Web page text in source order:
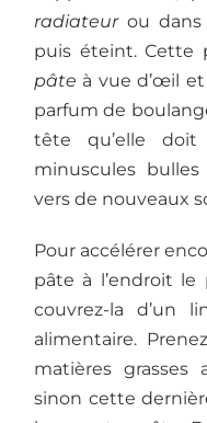
radiateurou
puis éteint.
pâte à vue d’œil
parfum de
tête qu’elle
minuscules
vers de nouveaux
Pour accélérer
pâte à l’endroit
couvrez-la d’un
alimentaire.
matières grasses
sinon cette